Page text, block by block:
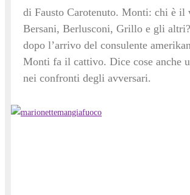
di Fausto Carotenuto. Monti: chi è il
Bersani, Berlusconi, Grillo e gli
dopo l’arrivo del consulente
Monti fa il cattivo. Dice cose anche
nei confronti degli avversari.